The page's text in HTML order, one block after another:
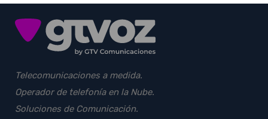
Telecomunicaciones a medida.
Operador de telefonía en la Nube.
Soluciones de Comunicación.